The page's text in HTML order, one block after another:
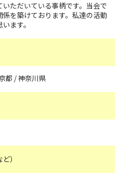
ただいている事柄です。当会で
を築けております。私達の活動
ます。
都 / 神奈川県
）